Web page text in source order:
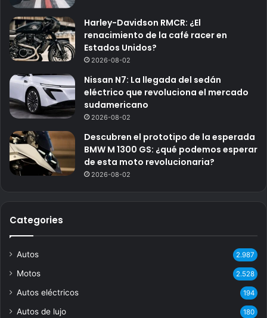
Harley-Davidson RMCR: ¿El
renacimiento de la café racer en
Estados Unidos?
2026-08-02
Nissan N7: La llegada del sedán
eléctrico que revoluciona el mercado
sudamericano
2026-08-02
Descubren el prototipo de la esperada
BMW M 1300 GS: ¿qué podemos esperar
de esta moto revolucionaria?
2026-08-02
Categories
Autos 2.987
Motos 2.528
Autos eléctricos 194
Autos de lujo 180